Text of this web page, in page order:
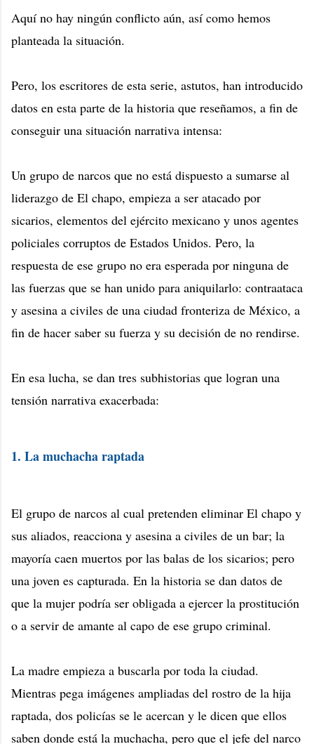
Aquí no hay ningún conflicto aún, así como hemos
planteada la situación.
Pero, los escritores de esta serie, astutos, han introducido
datos en esta parte de la historia que reseñamos, a fin de
conseguir una situación narrativa intensa:
Un grupo de narcos que no está dispuesto a sumarse al
liderazgo de El chapo, empieza a ser atacado por
sicarios, elementos del ejército mexicano y unos agentes
policiales corruptos de Estados Unidos. Pero, la
respuesta de ese grupo no era esperada por ninguna de
las fuerzas que se han unido para aniquilarlo: contraataca
y asesina a civiles de una ciudad fronteriza de México, a
fin de hacer saber su fuerza y su decisión de no rendirse.
En esa lucha, se dan tres subhistorias que logran una
tensión narrativa exacerbada:
1. La muchacha raptada
El grupo de narcos al cual pretenden eliminar El chapo y
sus aliados, reacciona y asesina a civiles de un bar; la
mayoría caen muertos por las balas de los sicarios; pero
una joven es capturada. En la historia se dan datos de
que la mujer podría ser obligada a ejercer la prostitución
o a servir de amante al capo de ese grupo criminal.
La madre empieza a buscarla por toda la ciudad.
Mientras pega imágenes ampliadas del rostro de la hija
raptada, dos policías se le acercan y le dicen que ellos
saben donde está la muchacha, pero que el jefe del narco